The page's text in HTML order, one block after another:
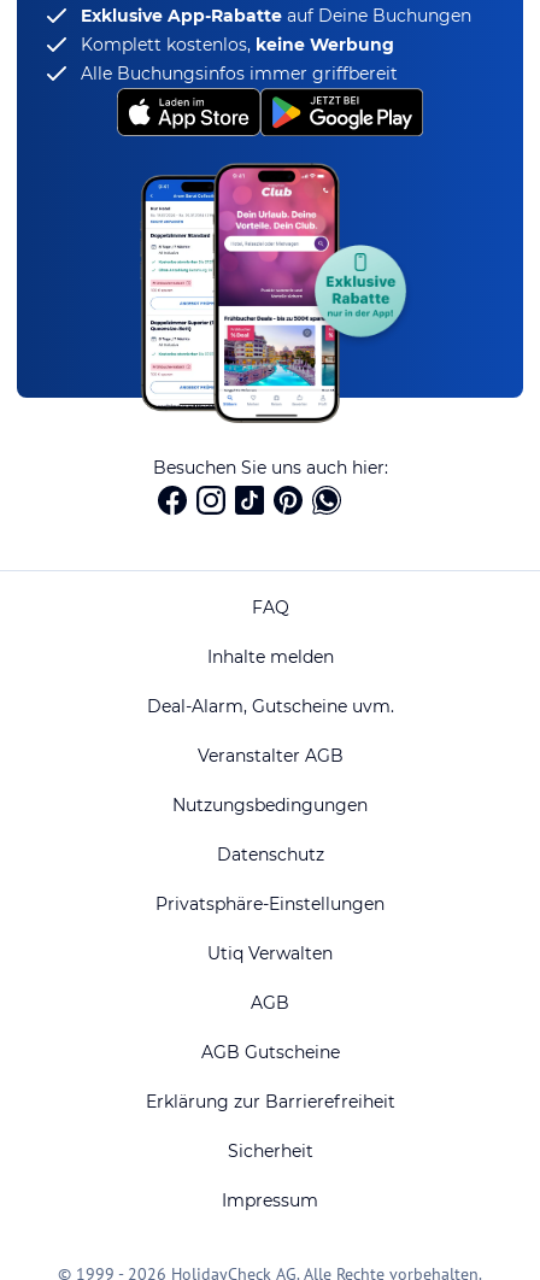
Exklusive App-Rabatte auf Deine Buchungen
Komplett kostenlos, keine Werbung
Alle Buchungsinfos immer griffbereit
Besuchen Sie uns auch hier:
FAQ
Inhalte melden
Deal-Alarm, Gutscheine uvm.
Veranstalter AGB
Nutzungsbedingungen
Datenschutz
Privatsphäre-Einstellungen
Utiq Verwalten
AGB
AGB Gutscheine
Erklärung zur Barrierefreiheit
Sicherheit
Impressum
© 1999 - 2026 HolidayCheck AG. Alle Rechte vorbehalten.